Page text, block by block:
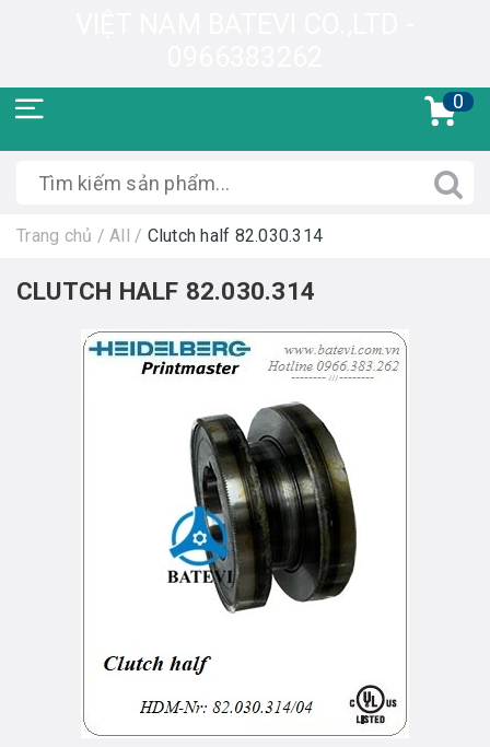
0
Trang chủ / All / Clutch half 82.030.314
CLUTCH HALF 82.030.314